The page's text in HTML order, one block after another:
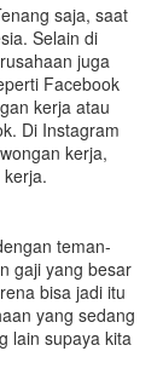
saja, saat
Selain di
juga
Facebook
kerja atau
Di Instagram
kerja,
teman-
gaji yang besar
bisa jadi itu
yang sedang
lain supaya kita